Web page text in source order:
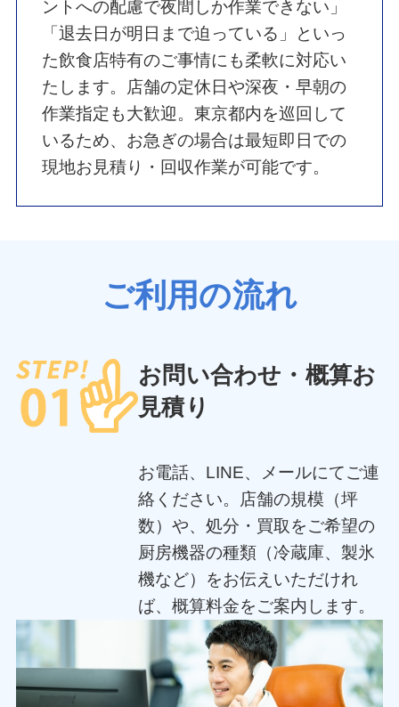
ントへの配慮で夜間しか作業できない」
「退去日が明日まで迫っている」といっ
た飲食店特有のご事情にも柔軟に対応い
たします。店舗の定休日や深夜・早朝の
作業指定も大歓迎。東京都内を巡回して
いるため、お急ぎの場合は最短即日での
現地お見積り・回収作業が可能です。
ご利用の流れ
お問い合わせ・概算お
見積り
お電話、LINE、メールにてご連
絡ください。店舗の規模（坪
数）や、処分・買取をご希望の
厨房機器の種類（冷蔵庫、製氷
機など）をお伝えいただけれ
ば、概算料金をご案内します。